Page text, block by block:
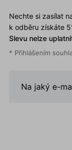
Nechte si zasílat
k odběru získáte
Slevu nelze
* Přihlášením